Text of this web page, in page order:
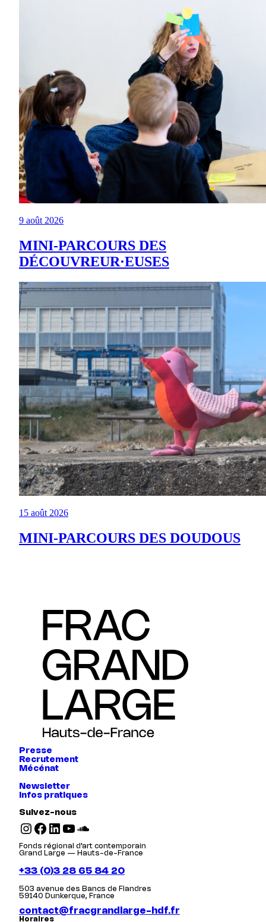
9 août 2026
MINI-PARCOURS DES
DÉCOUVREUR·EUSES
15 août 2026
MINI-PARCOURS DES DOUDOUS
Presse
Recrutement
Mécénat
Newsletter
Infos pratiques
Suivez-nous
Instagram Facebook LinkedIn YouTube SoundCloud
Fonds régional d’art contemporain
Grand Large — Hauts-de-France
+33 (0)3 28 65 84 20
503 avenue des Bancs de Flandres
59140 Dunkerque, France
contact@fracgrandlarge-hdf.fr
Horaires